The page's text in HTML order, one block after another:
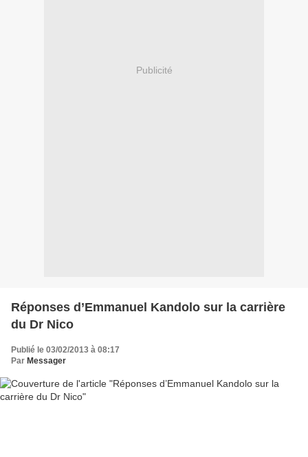
Publicité
Réponses d’Emmanuel Kandolo sur la carrière
du Dr Nico
Publié le 03/02/2013 à 08:17
Par Messager